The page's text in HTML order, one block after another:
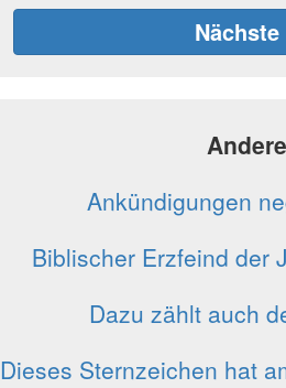
Ankündigungen
Biblischer Erzfeind der
Dazu zählt auch
Dieses Sternzeichen hat